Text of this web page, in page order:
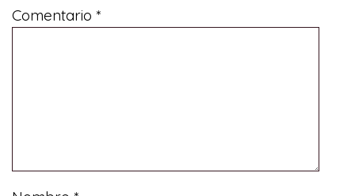
Comentario *